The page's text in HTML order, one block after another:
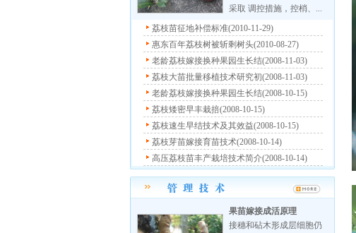
采取 调控措施，控梢、...
荔枝苗征地补偿标准(2010-11-29)
惠东百年荔枝树被斩剩树头(2010-08-27)
老龄荔枝嫁接换种果园生长结(2008-11-03)
荔枝大苗批量移植技术研究初(2008-11-03)
老龄荔枝嫁接换种果园生长结(2008-10-15)
荔枝矮密早丰栽掊(2008-10-15)
荔枝速生早结技术及其效益(2008-10-15)
荔枝芽苗嫁接育苗技术(2008-10-14)
高压荔枝苗丰产栽培技术简介(2008-10-14)
果苗嫁接成活原理
接穗和砧木形成层细胞仍